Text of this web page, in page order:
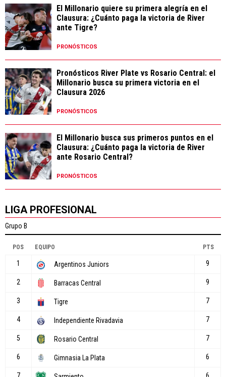
El Millonario quiere su primera alegría en el
Clausura: ¿Cuánto paga la victoria de River
ante Tigre?
PRONÓSTICOS
Pronósticos River Plate vs Rosario Central: el
Millonario busca su primera victoria en el
Clausura 2026
PRONÓSTICOS
El Millonario busca sus primeros puntos en el
Clausura: ¿Cuánto paga la victoria de River
ante Rosario Central?
PRONÓSTICOS
LIGA PROFESIONAL